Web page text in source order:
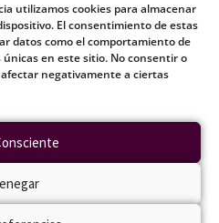
utilizamos cookies para almacenar
El consentimiento de estas
datos como el comportamiento de
en este sitio. No consentir o
negativamente a ciertas
en Odysee
privacidad